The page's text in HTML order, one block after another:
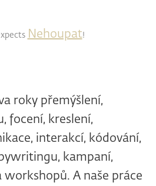
Nehoupat!
roky přemýšlení,
focení, kreslení,
interakcí, kódování,
kampaní,
workshopů. A naše práce